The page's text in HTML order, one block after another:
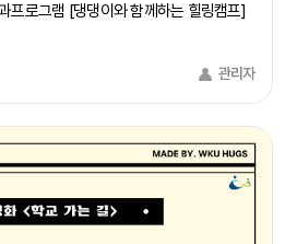
프로그램 [댕댕이와 함께하는 힐링캠프]
관리자